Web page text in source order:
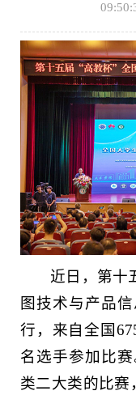
近日，第十
图技术与产品
行，来自全国
名选手参加比
类二大类的比赛